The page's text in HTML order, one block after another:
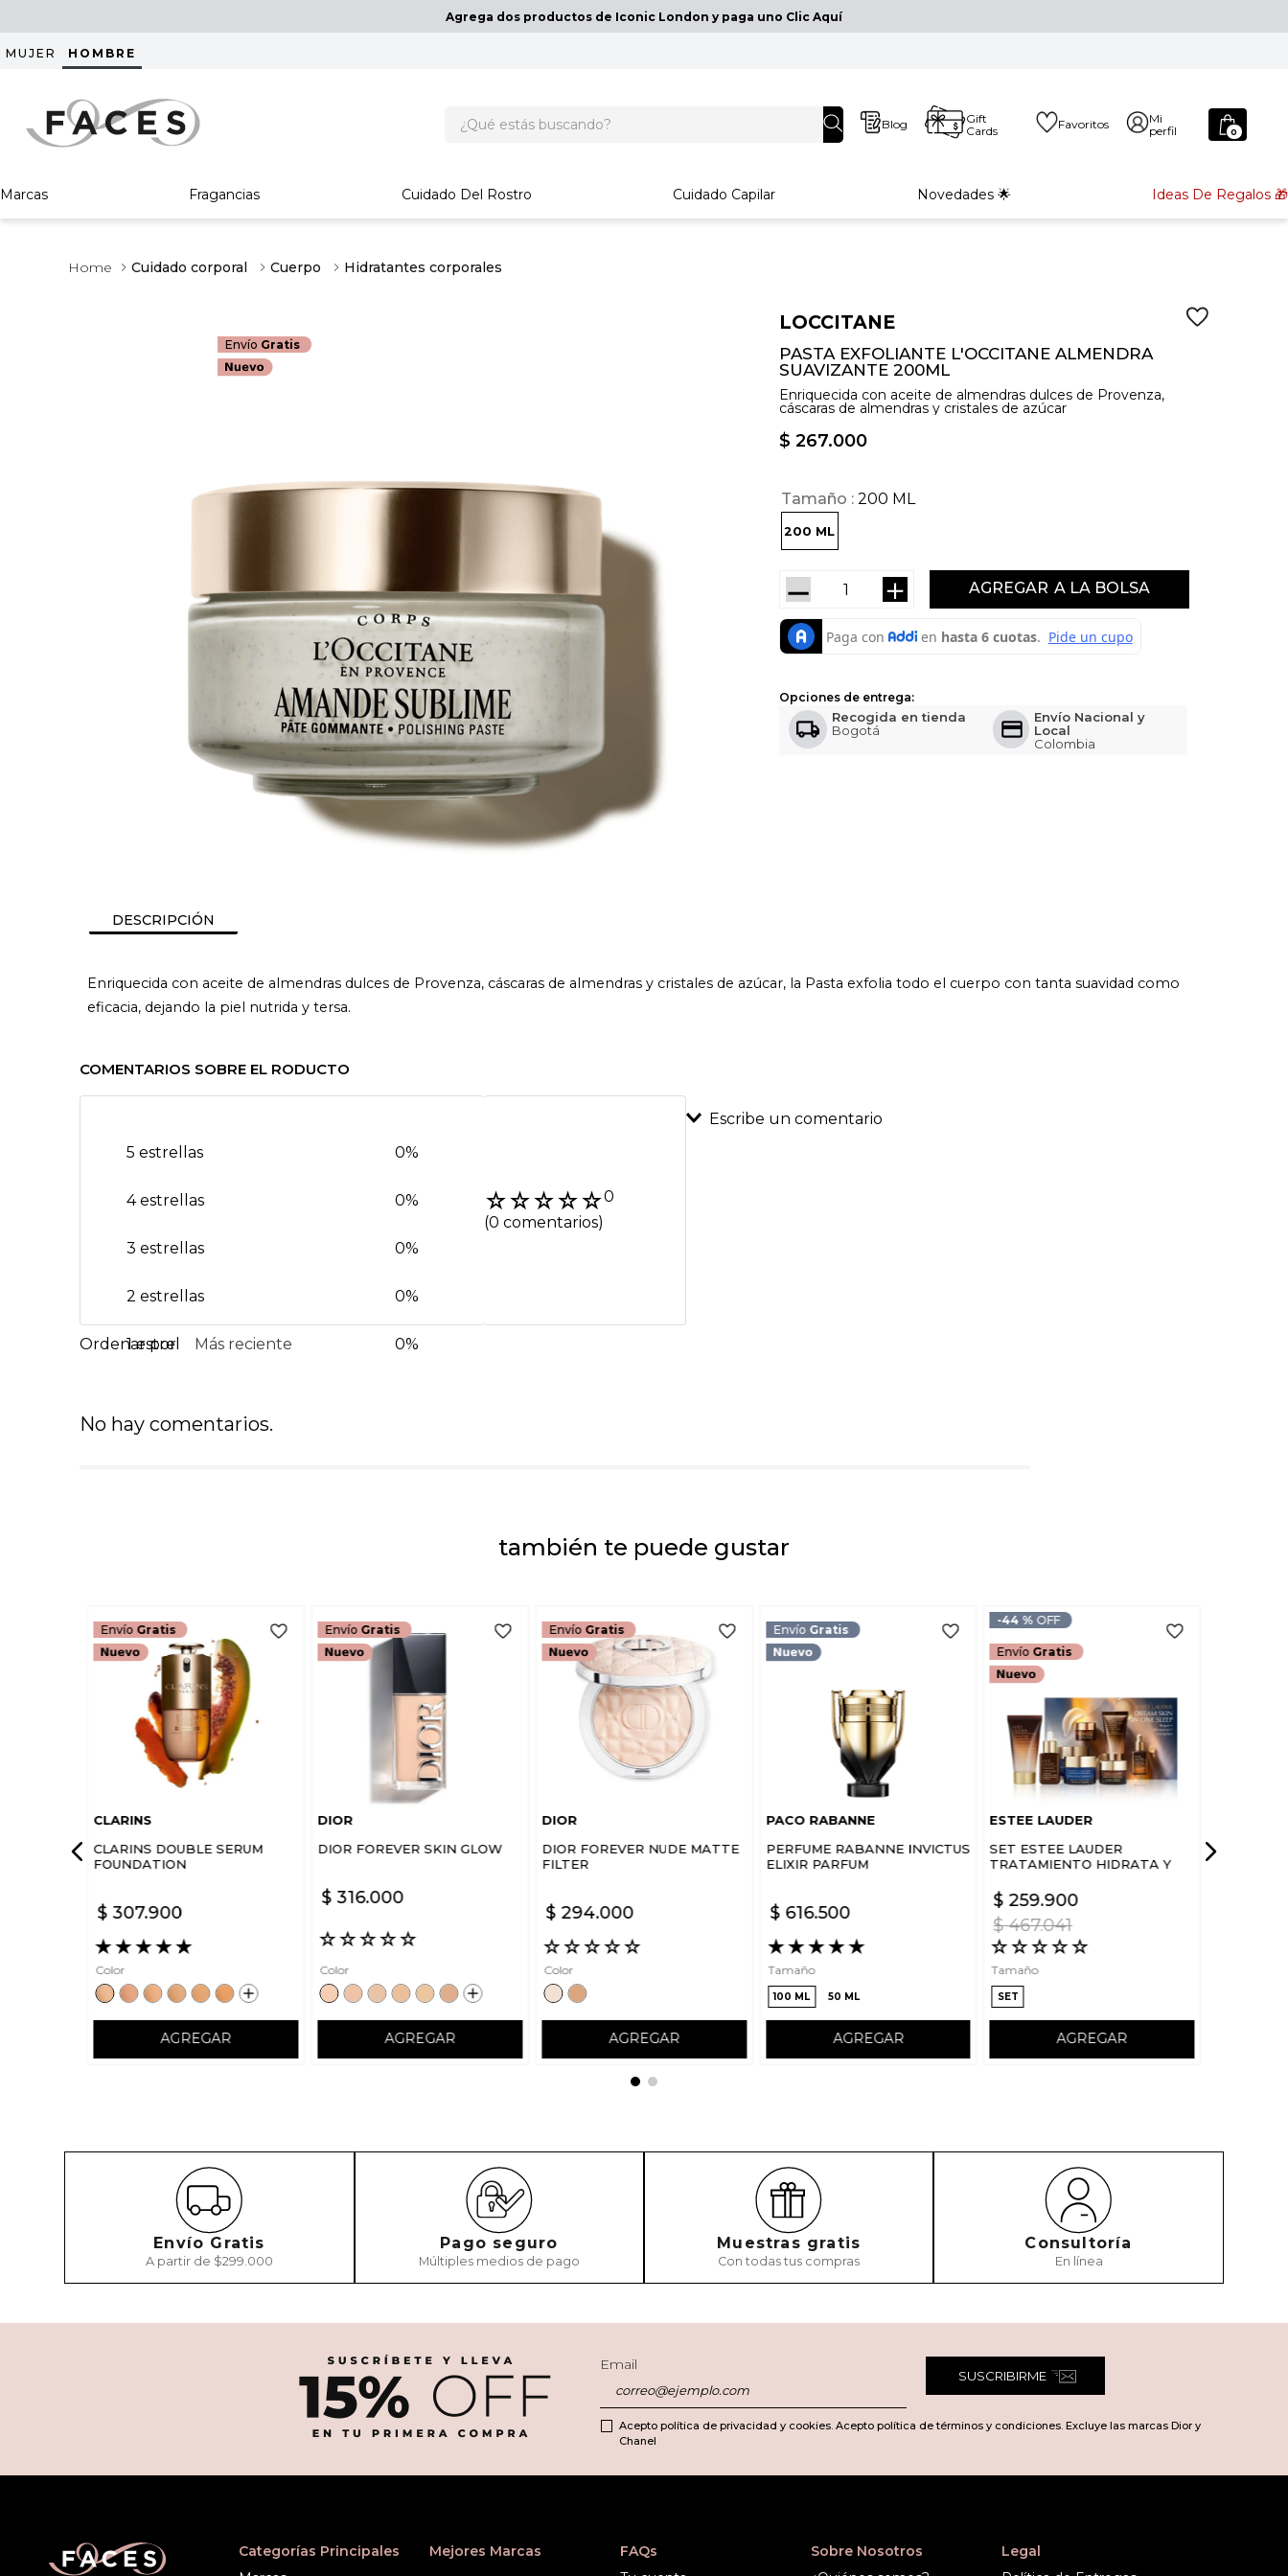
Agrega dos productos de Iconic London y paga uno Clic Aquí
MUJER HOMBRE
Blog
Gift
Cards
Favoritos
Mi
perfil
0
Marcas Fragancias Cuidado Del Rostro Cuidado Capilar Novedades 🌟 Ideas De Regalos 🎁
Cuidado corporal Cuerpo Hidratantes corporales
Envío Gratis
LOCCITANE
PASTA EXFOLIANTE L'OCCITANE ALMENDRA
SUAVIZANTE 200ML
Enriquecida con aceite de almendras dulces de Provenza,
cáscaras de almendras y cristales de azúcar
$ 267.000
Tamaño 200 ML
200 ML
AGREGAR
＋
－
Opciones de entrega:
Recogida en tienda
Bogotá
Envío Nacional y
Local
Colombia
DESCRIPCIÓN
Enriquecida con aceite de almendras dulces de Provenza, cáscaras de almendras y cristales de azúcar, la Pasta exfolia todo el cuerpo con tanta suavidad como
eficacia, dejando la piel nutrida y tersa.
COMENTARIOS SOBRE EL RODUCTO
☆☆☆☆☆0
(0 comentarios)
5 estrellas 0%
4 estrellas 0%
3 estrellas 0%
2 estrellas 0%
1 estrella 0%
Escribe un comentario
Más reciente
No hay comentarios.
también te puede gustar
Envío Gratis
CLARINS
CLARINS DOUBLE SERUM
FOUNDATION
$ 307.900
★★★★★
Color
AGREGAR
Envío Gratis
DIOR
DIOR FOREVER SKIN GLOW
$ 316.000
☆☆☆☆☆
Color
AGREGAR
Envío Gratis
DIOR
DIOR FOREVER NUDE MATTE
FILTER
$ 294.000
☆☆☆☆☆
Color
AGREGAR
Envío Gratis
PACO RABANNE
PERFUME RABANNE INVICTUS
ELIXIR PARFUM
$ 616.500
★★★★★
Tamaño
100 ML 50 ML
AGREGAR
Envío Gratis
-44 %
ESTEE LAUDER
SET ESTEE LAUDER
TRATAMIENTO HIDRATA Y
SKIN IN ONE SLEEP
$ 467.041
$ 259.900
☆☆☆☆☆
Tamaño
SET
AGREGAR
Envío Gratis
A partir de $299.000
Pago seguro
Múltiples medios de pago
Muestras gratis
Con todas tus compras
Consultoría
En línea
Email
SUSCRIBIRME
Acepto política de privacidad y cookies. Acepto política de términos y condiciones. Excluye las marcas Dior y
Chanel
Categorías Principales
Mejores Marcas
FAQs
Sobre Nosotros
Legal